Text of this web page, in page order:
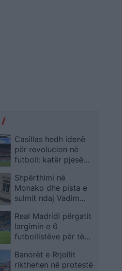
Casillas hedh idenë
për revolucion në
futboll: katër pjesë
debatit për pushimet
e hidratimit
Shpërthimi në
Monako dhe pista e
sulmit ndaj Vadim
ukrainas të lidhur me
akuza për pastrim
parash dhe ndryshim
Real Madridi përgatit
largimin e 6
futbollistëve për të
e ri
Banorët e Rrjollit
rikthehen në protestë